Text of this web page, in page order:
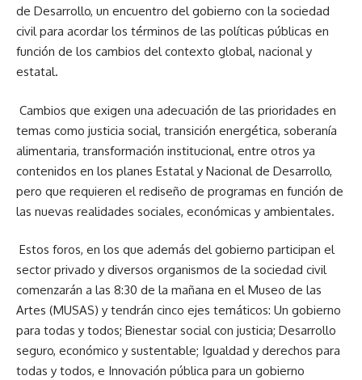
de Desarrollo, un encuentro del gobierno con la sociedad
civil para acordar los términos de las políticas públicas en
función de los cambios del contexto global, nacional y
estatal.
Cambios que exigen una adecuación de las prioridades en
temas como justicia social, transición energética, soberanía
alimentaria, transformación institucional, entre otros ya
contenidos en los planes Estatal y Nacional de Desarrollo,
pero que requieren el rediseño de programas en función de
las nuevas realidades sociales, económicas y ambientales.
Estos foros, en los que además del gobierno participan el
sector privado y diversos organismos de la sociedad civil
comenzarán a las 8:30 de la mañana en el Museo de las
Artes (MUSAS) y tendrán cinco ejes temáticos: Un gobierno
para todas y todos; Bienestar social con justicia; Desarrollo
seguro, económico y sustentable; Igualdad y derechos para
todas y todos, e Innovación pública para un gobierno